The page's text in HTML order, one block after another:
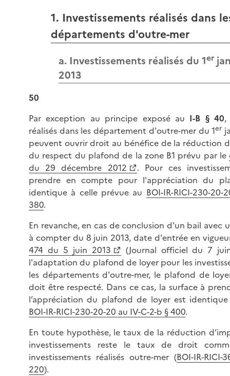
1. Investissements réalisés dans
départements d'outre-mer
a. Investissements réalisés du 1er
2013
50
Par exception au principe exposé au I-B § 40,
réalisés dans les département d'outre-mer du 1er
peuvent ouvrir droit au bénéfice de la réduction
du respect du plafond de la zone B1 prévu par le
du 29 décembre 2012
. Pour ces
prendre en compte pour l'appréciation du
identique à celle prévue au BOI-IR-RICI-230-
380.
En revanche, en cas de conclusion d'un bail avec
à compter du 8 juin 2013, date d'entrée en
474 du 5 juin 2013
(Journal officiel du 7
l'adaptation du plafond de loyer pour les
les départements d'outre-mer, le plafond de
doit être respecté. Dans ce cas, la surface à
l’appréciation du plafond de loyer est
BOI-IR-RICI-230-20-20 au IV-C-2-b § 400.
En toute hypothèse, le taux de la réduction
investissements reste le taux de droit
investissements réalisés outre-mer (BOI-IR-RICI-
220).